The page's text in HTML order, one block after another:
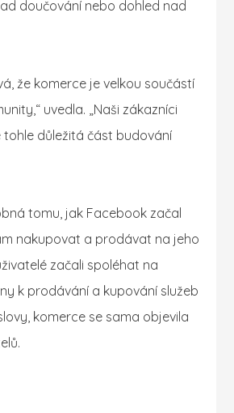
doučování nebo dohled nad
že komerce je velkou součástí
uvedla. „Naši zákazníci
tohle důležitá část budování
tomu, jak Facebook začal
nakupovat a prodávat na jeho
začali spoléhat na
k prodávání a kupování služeb
komerce se sama objevila